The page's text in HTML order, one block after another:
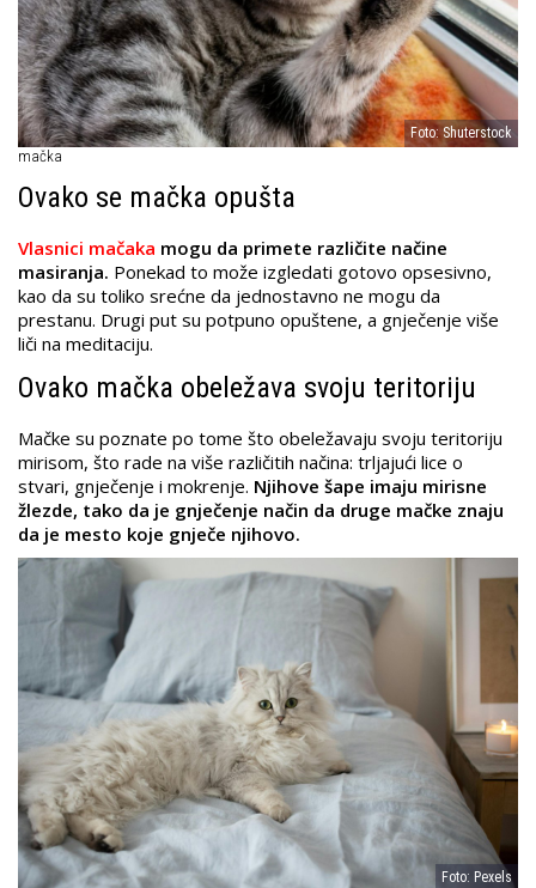
Foto: Shuterstock
mačka
Ovako se mačka opušta
Vlasnici mačaka mogu da primete različite načine
masiranja. Ponekad to može izgledati gotovo opsesivno,
kao da su toliko srećne da jednostavno ne mogu da
prestanu. Drugi put su potpuno opuštene, a gnječenje više
liči na meditaciju.
Ovako mačka obeležava svoju teritoriju
Mačke su poznate po tome što obeležavaju svoju teritoriju
mirisom, što rade na više različitih načina: trljajući lice o
stvari, gnječenje i mokrenje. Njihove šape imaju mirisne
žlezde, tako da je gnječenje način da druge mačke znaju
da je mesto koje gnječe njihovo.
Foto: Pexels